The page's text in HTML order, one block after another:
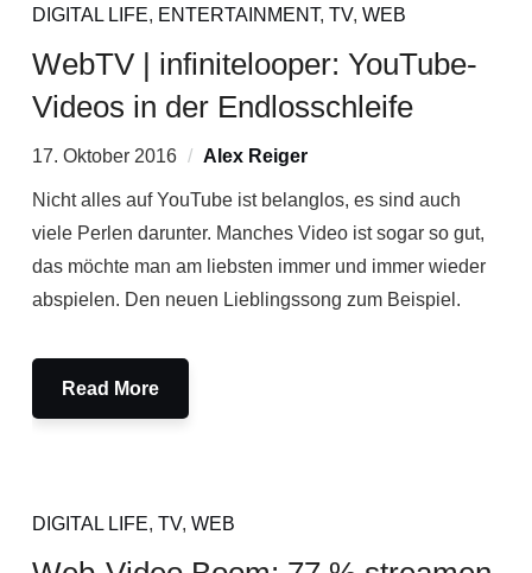
DIGITAL LIFE, ENTERTAINMENT, TV, WEB
WebTV | infinitelooper: YouTube-
Videos in der Endlosschleife
17. Oktober 2016 Alex Reiger
Nicht alles auf YouTube ist belanglos, es sind auch
viele Perlen darunter. Manches Video ist sogar so gut,
das möchte man am liebsten immer und immer wieder
abspielen. Den neuen Lieblingssong zum Beispiel.
Read More
DIGITAL LIFE, TV, WEB